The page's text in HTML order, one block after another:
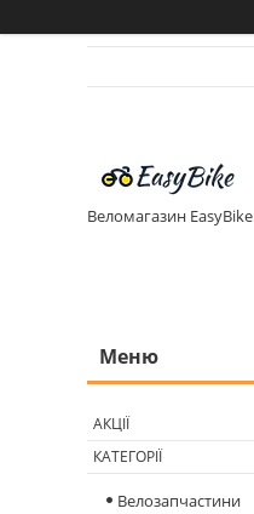
Веломагазин EasyBike
АКЦІЇ
КАТЕГОРІЇ
Велозапчастини